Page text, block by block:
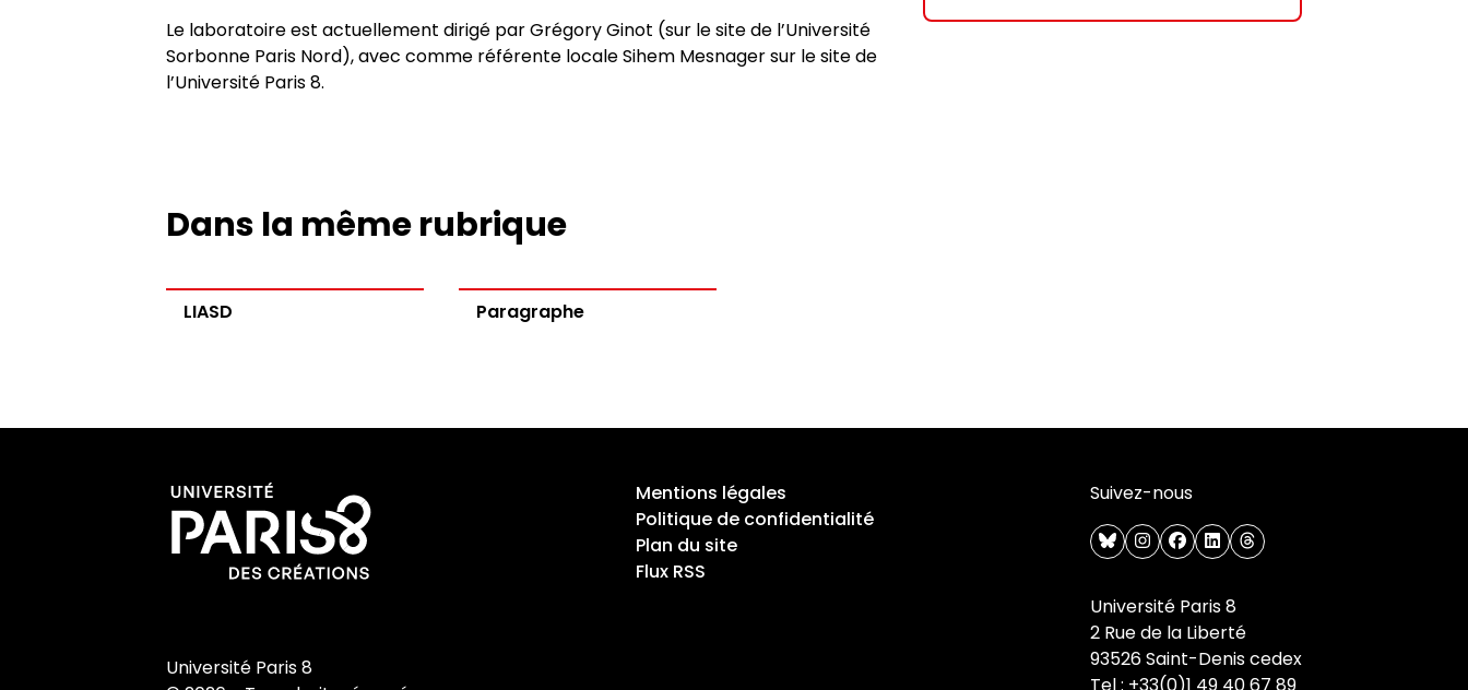
Le laboratoire est actuellement dirigé par Grégory Ginot (sur le site de l’Université
Sorbonne Paris Nord), avec comme référente locale Sihem Mesnager sur le site de
l’Université Paris 8.
Dans la même rubrique
LIASD Paragraphe
Université Paris 8
Mentions légales
Politique de confidentialité
Plan du site
Flux RSS
Suivez-nous
blueskyinstagram
facebook
linkedinthreads
Université Paris 8
2 Rue de la Liberté
93526 Saint-Denis cedex